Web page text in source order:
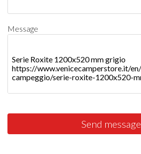
Message
Send message